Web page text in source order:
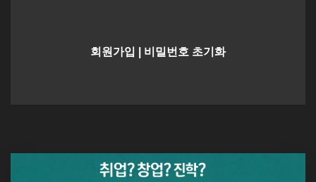
회원가입 비밀번호 초기화